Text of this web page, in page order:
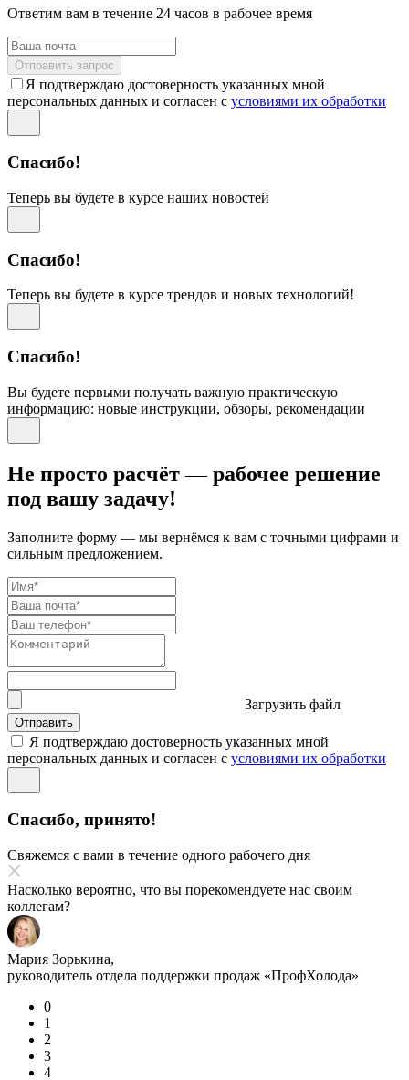
Ответим вам в течение 24 часов в рабочее время
Отправить запрос
Я подтверждаю достоверность указанных мной
персональных данных и согласен с условиями их обработки
Спасибо!
Теперь вы будете в курсе наших новостей
Спасибо!
Теперь вы будете в курсе трендов и новых технологий!
Спасибо!
Вы будете первыми получать важную практическую
информацию: новые инструкции, обзоры, рекомендации
Не просто расчёт — рабочее решение
под вашу задачу!
Заполните форму — мы вернёмся к вам с точными цифрами и
сильным предложением.
Загрузить файл
Отправить
Я подтверждаю достоверность указанных мной
персональных данных и согласен с условиями их обработки
Спасибо, принято!
Свяжемся с вами в течение одного рабочего дня
Насколько вероятно, что вы порекомендуете нас своим
коллегам?
Мария Зорькина,
руководитель отдела поддержки продаж «ПрофХолода»
0
1
2
3
4